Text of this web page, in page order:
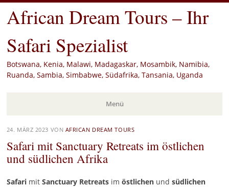
African Dream Tours – Ihr
Safari Spezialist
Botswana, Kenia, Malawi, Madagaskar, Mosambik, Namibia,
Ruanda, Sambia, Simbabwe, Südafrika, Tansania, Uganda
Menü
Zum
Inhalt
springen
24. MÄRZ 2023 VON AFRICAN DREAM TOURS
Safari mit Sanctuary Retreats im östlichen
und südlichen Afrika
Safarimit Sanctuary Retreatsim östlichenund südlichen